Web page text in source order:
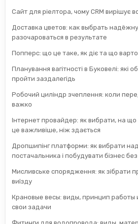
Сайт для ріелтора, чому CRM вирішує
Доставка цветов: как выбрать
разочароваться в результате
Попперс: що це таке, як діє та що
Планування вагітності в Буковелі: які
пройти заздалегідь
Робочий циліндр зчеплення: коли
важко
Інтернет провайдер: як вибрати, на що
це важливіше, ніж здається
Дропшипінг платформи: як вибрати
постачальника і побудувати бізнес
Мисливське спорядження: як зібрати
виїзду
Крановые весы: виды, принцип работы
свои задачи